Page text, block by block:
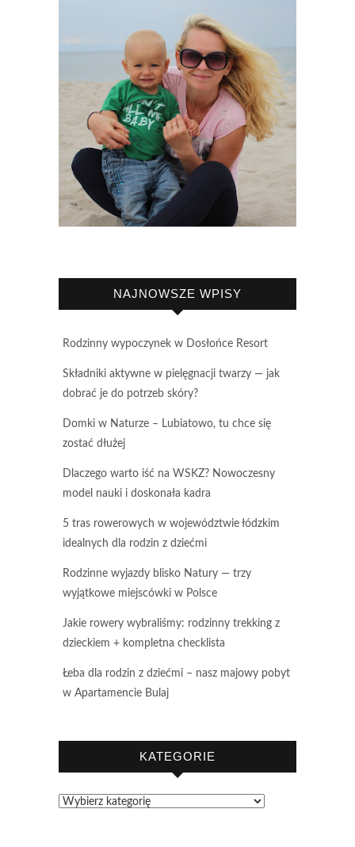
NAJNOWSZE WPISY
Rodzinny wypoczynek w Dosłońce Resort
Składniki aktywne w pielęgnacji twarzy — jak
dobrać je do potrzeb skóry?
Domki w Naturze – Lubiatowo, tu chce się
zostać dłużej
Dlaczego warto iść na WSKZ? Nowoczesny
model nauki i doskonała kadra
5 tras rowerowych w województwie łódzkim
idealnych dla rodzin z dziećmi
Rodzinne wyjazdy blisko Natury — trzy
wyjątkowe miejscówki w Polsce
Jakie rowery wybraliśmy: rodzinny trekking z
dzieckiem + kompletna checklista
Łeba dla rodzin z dziećmi – nasz majowy pobyt
w Apartamencie Bulaj
KATEGORIE
Kategorie